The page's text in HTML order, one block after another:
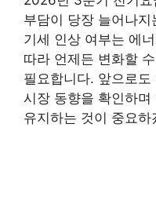
부담이 당장 늘어나
기세 인상 여부는 에
따라 언제든 변화할
필요합니다. 앞으로
시장 동향을 확인하
유지하는 것이 중요하